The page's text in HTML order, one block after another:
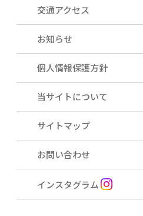
交通アクセス
お知らせ
個人情報保護方針
当サイトについて
サイトマップ
お問い合わせ
インスタグラム